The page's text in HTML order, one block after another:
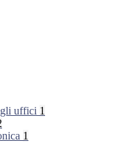
uffici 1
1